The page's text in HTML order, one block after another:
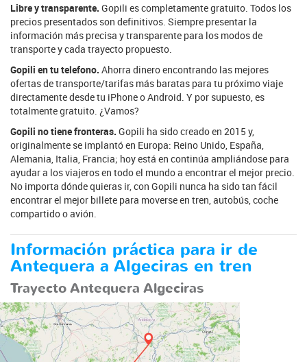
Libre y transparente. Gopili es completamente gratuito. Todos los
precios presentados son definitivos. Siempre presentar la
información más precisa y transparente para los modos de
transporte y cada trayecto propuesto.
Gopili en tu telefono. Ahorra dinero encontrando las mejores
ofertas de transporte/tarifas más baratas para tu próximo viaje
directamente desde tu iPhone o Android. Y por supuesto, es
totalmente gratuito. ¿Vamos?
Gopili no tiene fronteras. Gopili ha sido creado en 2015 y,
originalmente se implantó en Europa: Reino Unido, España,
Alemania, Italia, Francia; hoy está en continúa ampliándose para
ayudar a los viajeros en todo el mundo a encontrar el mejor precio.
No importa dónde quieras ir, con Gopili nunca ha sido tan fácil
encontrar el mejor billete para moverse en tren, autobús, coche
compartido o avión.
Información práctica para ir de
Antequera a Algeciras en tren
Trayecto Antequera Algeciras